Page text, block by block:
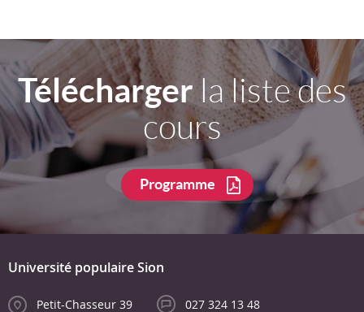
Téléchargerla liste des
cours
Programme
Université populaire Sion
Petit-Chasseur 39 027 324 13 48